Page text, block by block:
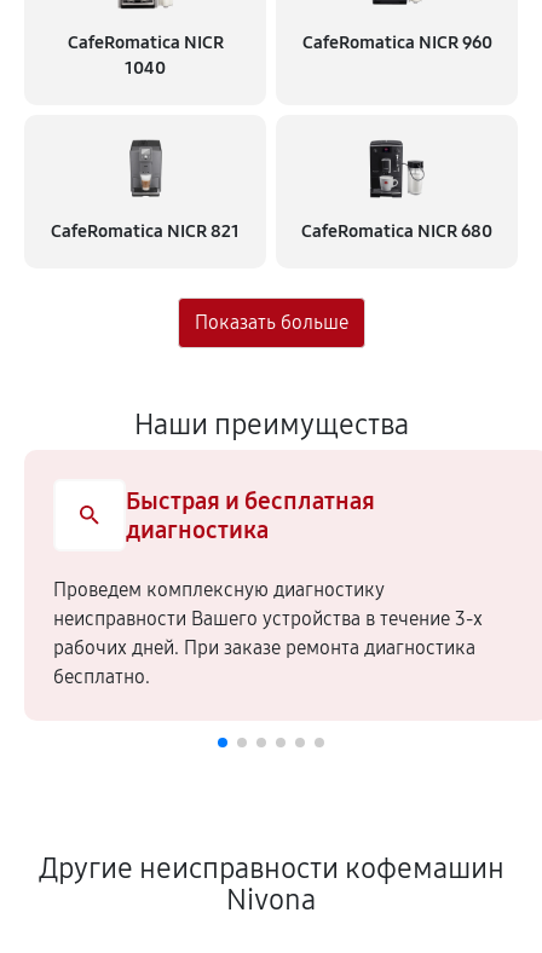
CafeRomatica NICR
1040
CafeRomatica NICR 960
CafeRomatica NICR 821 CafeRomatica NICR 680
Наши преимущества
Быстрая и бесплатная
диагностика
Проведем комплексную диагностику
неисправности Вашего устройства в течение 3-х
рабочих дней. При заказе ремонта диагностика
бесплатно.
Другие неисправности кофемашин
Nivona